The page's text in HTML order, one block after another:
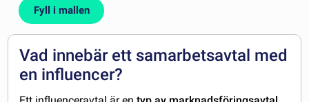
MITT KONTO
Fyll i mallen
Vad innebär ett samarbetsavtal med
en influencer?